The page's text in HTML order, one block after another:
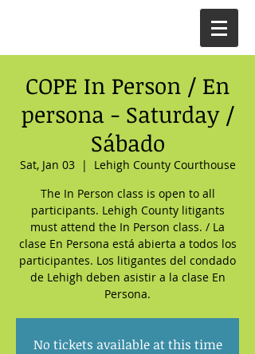
COPE In Person / En
persona - Saturday /
Sábado
Sat, Jan 03
  |
Lehigh County Courthouse
The In Person class is open to all
participants. Lehigh County litigants
must attend the In Person class. / La
clase En Persona está abierta a todos los
participantes. Los litigantes del condado
de Lehigh deben asistir a la clase En
Persona.
No tickets available at this time